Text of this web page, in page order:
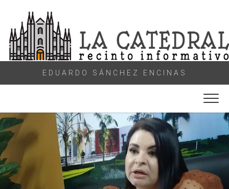
content
EDUARDO SÁNCHEZ ENCINAS